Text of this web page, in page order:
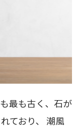
最も古く、石が
ており、 潮風